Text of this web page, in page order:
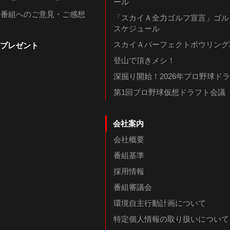
番組へのご意見・ご感想
プレゼント
「スカイＡ全力ゴルフ宣言」ゴ
スケジュール
スカイＡパーフェクトボウリン
登山で頂きメシ！
深掘り開始！2026年プロ野球ド
第1回プロ野球仮想ドラフト会議
会社案内
会社概要
番組基準
採用情報
番組審議会
環境自主行動計画について
特定個人情報の取り扱いについて